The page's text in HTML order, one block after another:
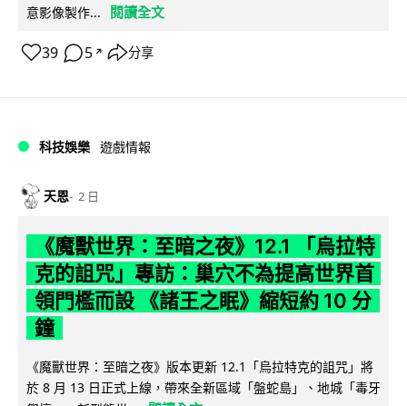
意影像製作...
閱讀全文
39 5 ↗ 分享
科技娛樂 遊戲情報
天恩 2 日
《魔獸世界：至暗之夜》12.1 「烏拉特
克的詛咒」專訪：巢穴不為提高世界首
領門檻而設 《諸王之眠》縮短約 10 分
鐘
《魔獸世界：至暗之夜》版本更新 12.1「烏拉特克的詛咒」將
於 8 月 13 日正式上線，帶來全新區域「盤蛇島」、地城「毒牙